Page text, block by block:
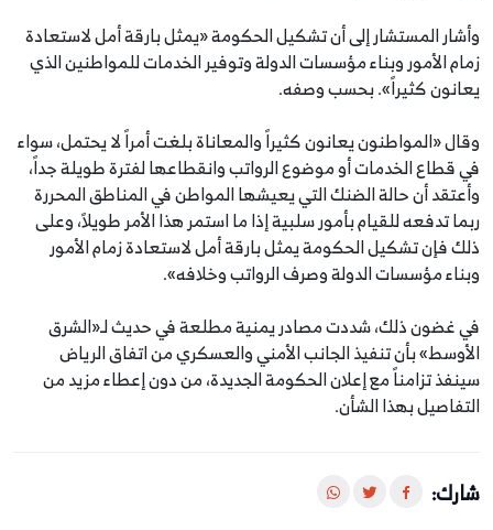
وأشار المستشار إلى أن تشكيل الحكومة «يمثل بارقة أمل لاستعادة
زمام الأمور وبناء مؤسسات الدولة وتوفير الخدمات للمواطنين الذي
يعانون كثيراً». بحسب وصفه.
وقال «المواطنون يعانون كثيراً والمعاناة بلغت أمراً لا يحتمل، سواء
في قطاع الخدمات أو موضوع الرواتب وانقطاعها لفترة طويلة جداً،
وأعتقد أن حالة الضنك التي يعيشها المواطن في المناطق المحررة
ربما تدفعه للقيام بأمور سلبية إذا ما استمر هذا الأمر طويلاً، وعلى
ذلك فإن تشكيل الحكومة يمثل بارقة أمل لاستعادة زمام الأمور
وبناء مؤسسات الدولة وصرف الرواتب وخلافه».
في غضون ذلك، شددت مصادر يمنية مطلعة في حديث لـ«الشرق
الأوسط» بأن تنفيذ الجانب الأمني والعسكري من اتفاق الرياض
سينفذ تزامناً مع إعلان الحكومة الجديدة، من دون إعطاء مزيد من
التفاصيل بهذا الشأن.
شارك: